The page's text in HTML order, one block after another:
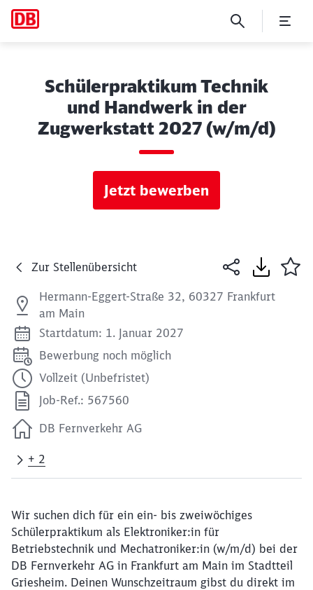
Schülerpraktikum Technik
und Handwerk in der
Zugwerkstatt 2027 (w/m/d)
Jetzt bewerben
Zur Stellenübersicht
Hermann-Eggert-Straße 32, 60327 Frankfurt
am Main
Startdatum: 1. Januar 2027
Bewerbung noch möglich
Vollzeit (Unbefristet)
Job-Ref.: 567560
DB Fernverkehr AG
+ 2
Wir suchen dich für ein ein- bis zweiwöchiges
Schülerpraktikum als Elektroniker:in für
Betriebstechnik und Mechatroniker:in (w/m/d) bei der
DB Fernverkehr AG in Frankfurt am Main im Stadtteil
Griesheim. Deinen Wunschzeitraum gibst du direkt im